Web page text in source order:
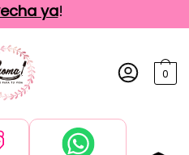
ya!
0